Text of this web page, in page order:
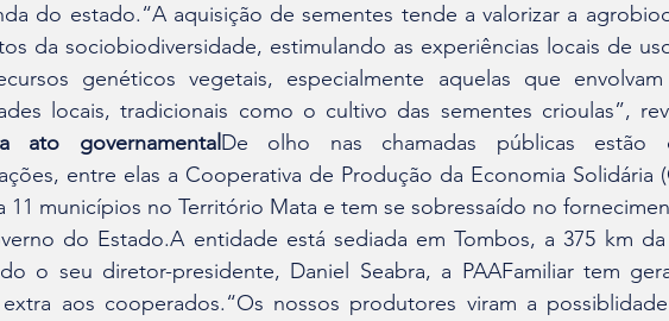
do estado.“A aquisição de sementes tende a valorizar a
da sociobiodiversidade, estimulando as experiências locais de
genéticos vegetais, especialmente aquelas que
locais, tradicionais como o cultivo das sementes crioulas”,
ato governamental De olho nas chamadas públicas estão
entre elas a Cooperativa de Produção da Economia Solidária
11 municípios no Território Mata e tem se sobressaído no
do Estado.A entidade está sediada em Tombos, a 375 km
o seu diretor-presidente, Daniel Seabra, a PAAFamiliar tem
aos cooperados.“Os nossos produtores viram a